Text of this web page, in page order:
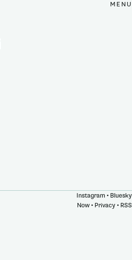
MENU
Instagram • Bluesky
Now• Privacy• RSS